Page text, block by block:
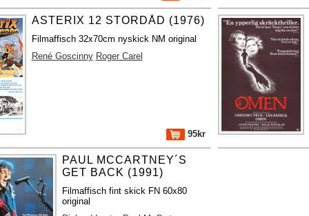
ASTERIX 12 STORDÅD (1976)
Filmaffisch 32x70cm nyskick NM original
René Goscinny Roger Carel
95kr
PAUL MCCARTNEY´S
GET BACK (1991)
Filmaffisch fint skick FN 60x80
original